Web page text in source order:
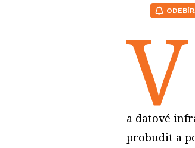
V
a datové
probudit a